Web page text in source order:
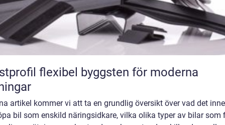
byggsten för moderna
artikel kommer vi att ta en grundlig översikt över vad det
bil som enskild näringsidkare, vilka olika typer av bilar som